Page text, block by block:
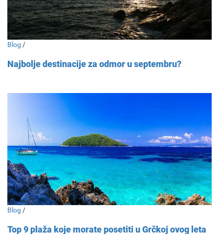
Blog /
Najbolje destinacije za odmor u septembru?
Blog /
Top 9 plaža koje morate posetiti u Grčkoj ovog leta